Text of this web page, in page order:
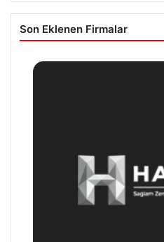
Son Eklenen Firmalar